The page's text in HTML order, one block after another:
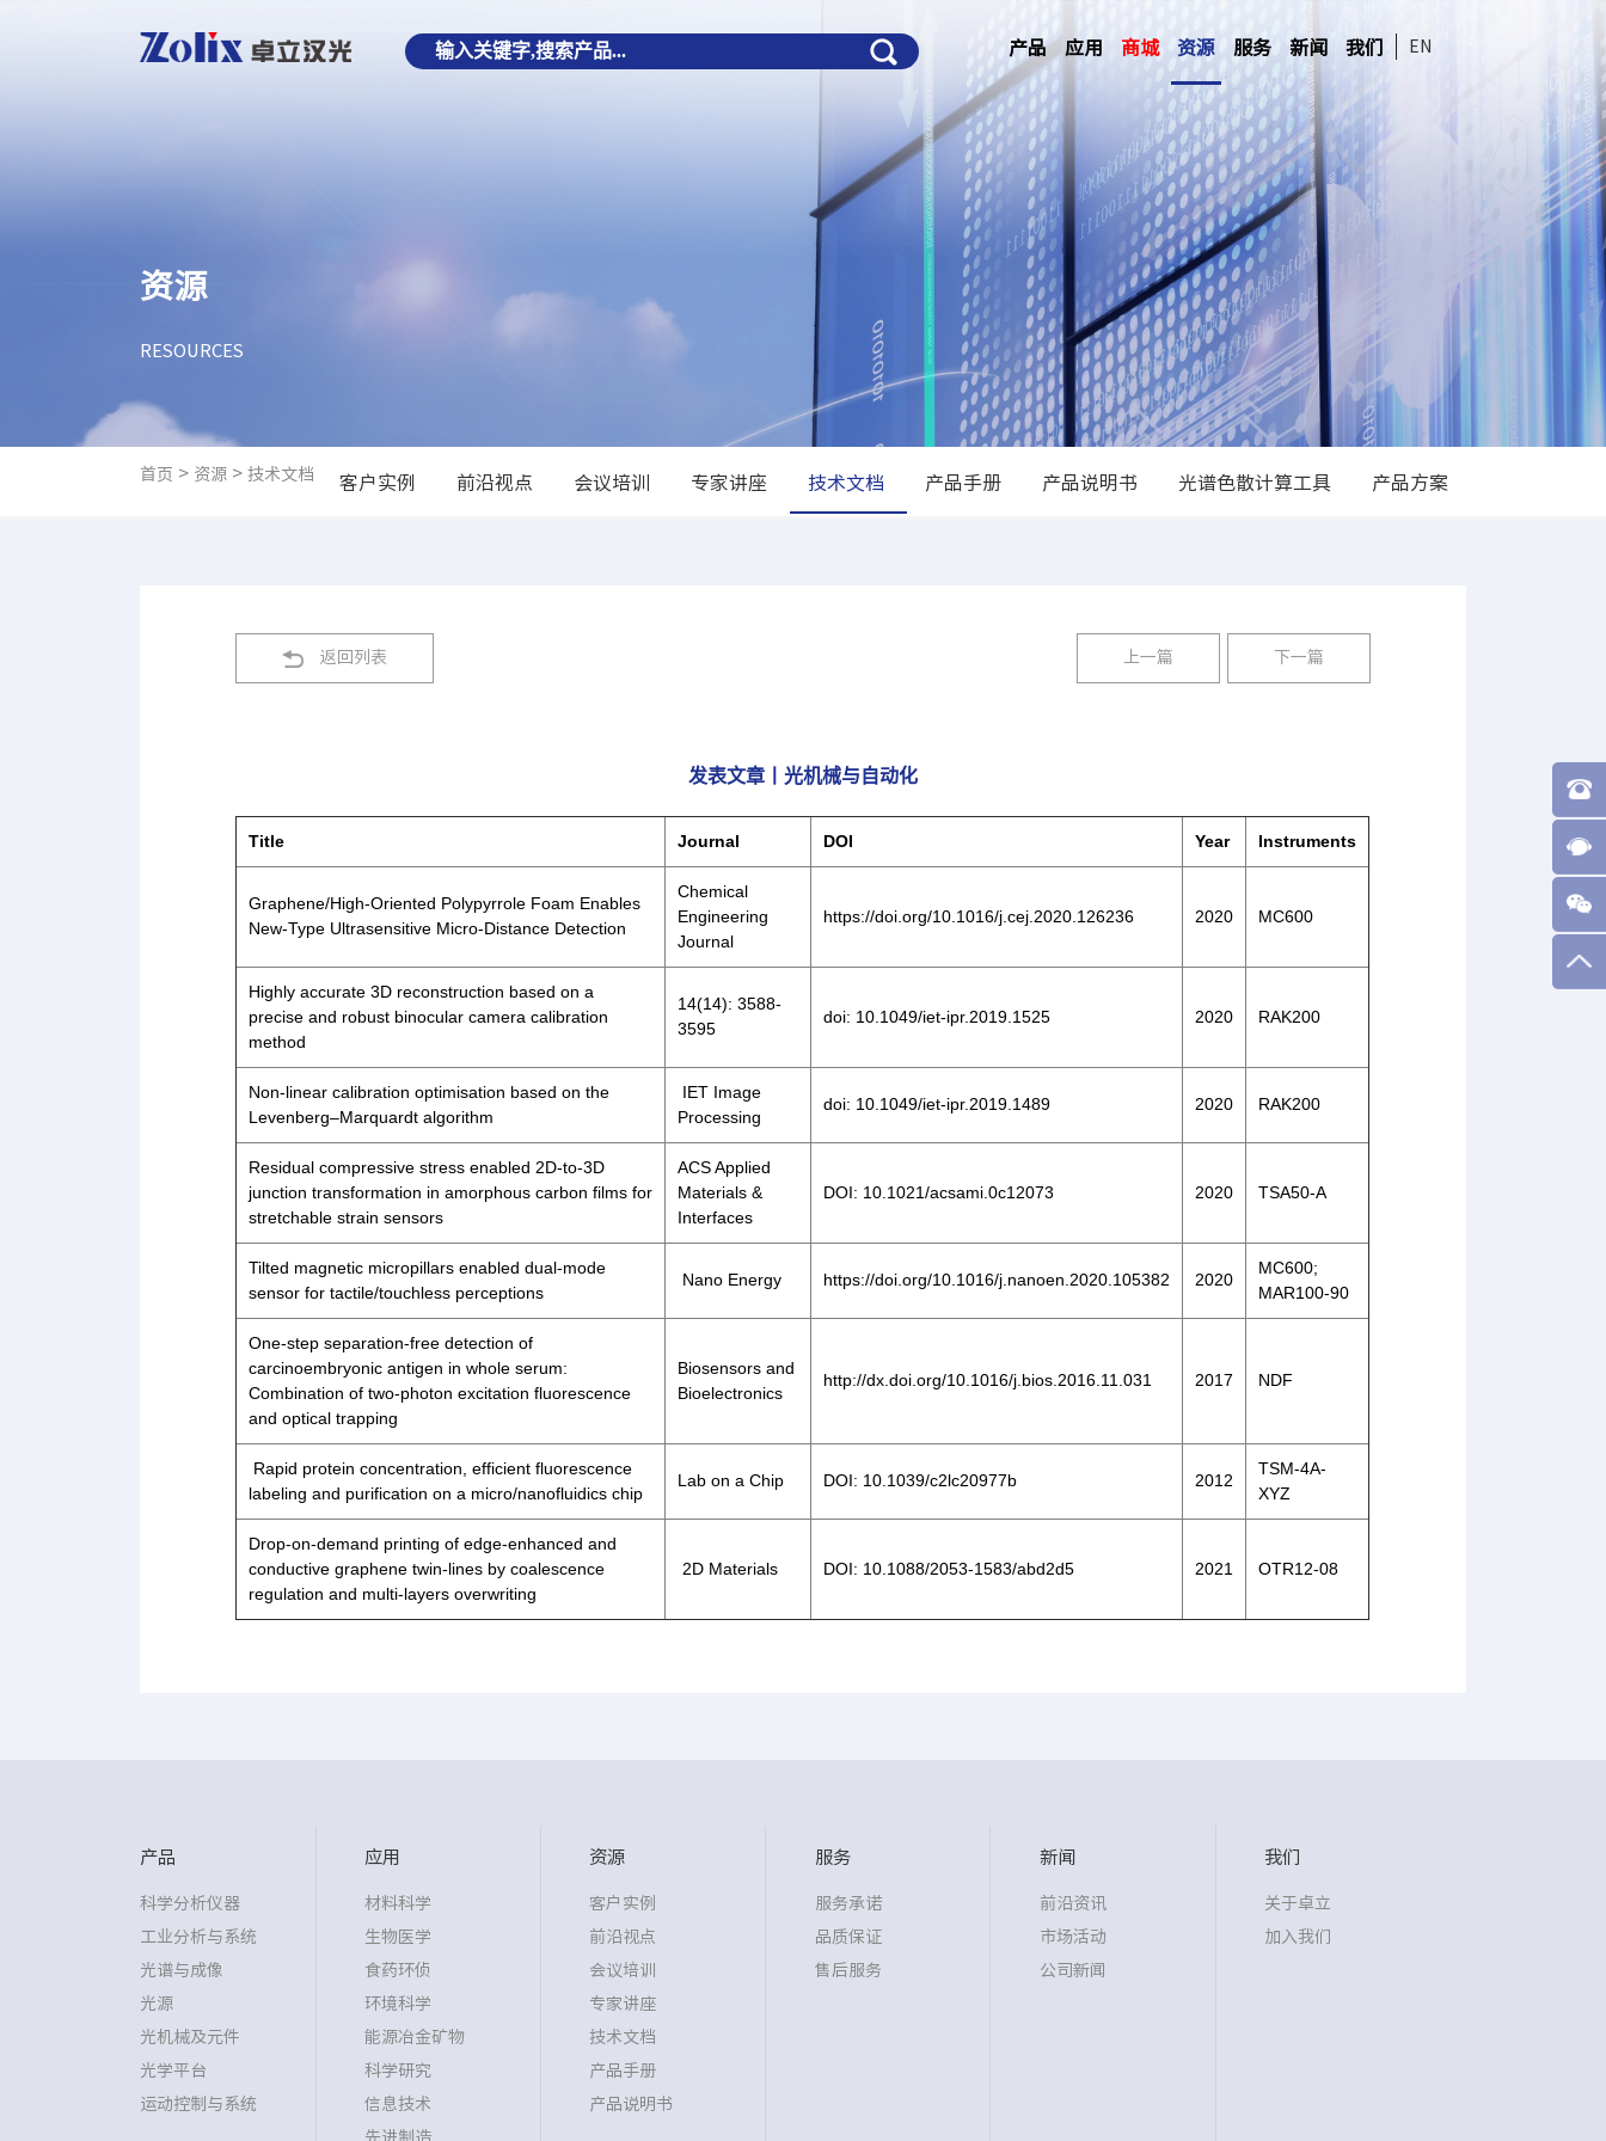
产品 应用 商城 资源 服务 新闻 我们 EN
资源
RESOURCES
首页 > 资源 >技术文档 客户实例 前沿视点 会议培训 专家讲座 技术文档 产品手册 产品说明书 光谱色散计算工具 产品方案
返回列表 上一篇 下一篇
发表文章丨光机械与自动化
Title Journal DOI Year Instruments
Graphene/High-Oriented Polypyrrole Foam Enables
New-Type Ultrasensitive Micro-Distance Detection
Chemical
Engineering
Journal
https://doi.org/10.1016/j.cej.2020.126236 2020 MC600
Highly accurate 3D reconstruction based on a
precise and robust binocular camera calibration
method
14(14): 3588-
3595
doi: 10.1049/iet-ipr.2019.1525 2020 RAK200
Non-linear calibration optimisation based on the
Levenberg–Marquardt algorithm
IET Image
Processing
doi: 10.1049/iet-ipr.2019.1489 2020 RAK200
Residual compressive stress enabled 2D-to-3D
junction transformation in amorphous carbon films for
stretchable strain sensors
ACS Applied
Materials &
Interfaces
DOI: 10.1021/acsami.0c12073 2020 TSA50-A
Tilted magnetic micropillars enabled dual-mode
sensor for tactile/touchless perceptions
Nano Energy https://doi.org/10.1016/j.nanoen.2020.105382 2020
MC600;
MAR100-90
One-step separation-free detection of
carcinoembryonic antigen in whole serum:
Combination of two-photon excitation fluorescence
and optical trapping
Biosensors and
Bioelectronics
http://dx.doi.org/10.1016/j.bios.2016.11.031 2017 NDF
Rapid protein concentration, efficient fluorescence
labeling and purification on a micro/nanofluidics chip
Lab on a Chip DOI: 10.1039/c2lc20977b 2012
TSM-4A-
XYZ
Drop-on-demand printing of edge-enhanced and
conductive graphene twin-lines by coalescence
regulation and multi-layers overwriting
2D Materials DOI: 10.1088/2053-1583/abd2d5 2021 OTR12-08
产品
科学分析仪器
工业分析与系统
光谱与成像
光源
光机械及元件
光学平台
运动控制与系统
应用
材料科学
生物医学
食药环侦
环境科学
能源冶金矿物
科学研究
信息技术
先进制造
资源
客户实例
前沿视点
会议培训
专家讲座
技术文档
产品手册
产品说明书
服务
服务承诺
品质保证
售后服务
新闻
前沿资讯
市场活动
公司新闻
我们
关于卓立
加入我们